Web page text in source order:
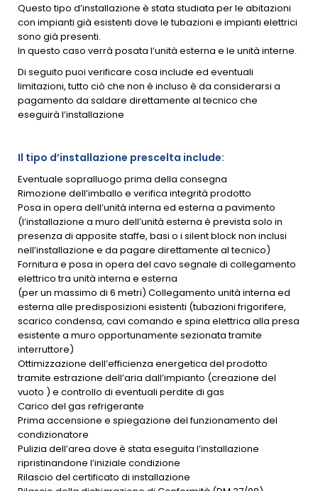
Questo tipo d’installazione è stata studiata per le abitazioni
con impianti già esistenti dove le tubazioni e impianti elettrici
sono già presenti.
In questo caso verrà posata l’unità esterna e le unità interne.
Di seguito puoi verificare cosa include ed eventuali
limitazioni, tutto ciò che non è incluso è da considerarsi a
pagamento da saldare direttamente al tecnico che
eseguirà l’installazione
Il tipo d’installazione prescelta include:
Eventuale sopralluogo prima della consegna
Rimozione dell’imballo e verifica integrità prodotto
Posa in opera dell’unità interna ed esterna a pavimento
(l’installazione a muro dell’unità esterna è prevista solo in
presenza di apposite staffe, basi o i silent block non inclusi
nell’installazione e da pagare direttamente al tecnico)
Fornitura e posa in opera del cavo segnale di collegamento
elettrico tra unità interna e esterna
(per un massimo di 6 metri) Collegamento unità interna ed
esterna alle predisposizioni esistenti (tubazioni frigorifere,
scarico condensa, cavi comando e spina elettrica alla presa
esistente a muro opportunamente sezionata tramite
interruttore)
Ottimizzazione dell’efficienza energetica del prodotto
tramite estrazione dell’aria dall’impianto (creazione del
vuoto ) e controllo di eventuali perdite di gas
Carico del gas refrigerante
Prima accensione e spiegazione del funzionamento del
condizionatore
Pulizia dell’area dove è stata eseguita l’installazione
ripristinandone l’iniziale condizione
Rilascio del certificato di installazione